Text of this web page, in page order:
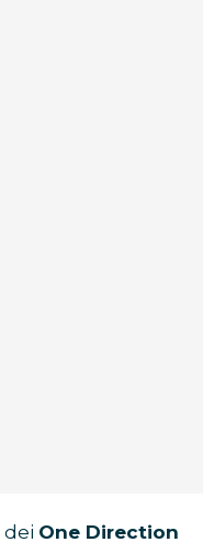
dei One Direction